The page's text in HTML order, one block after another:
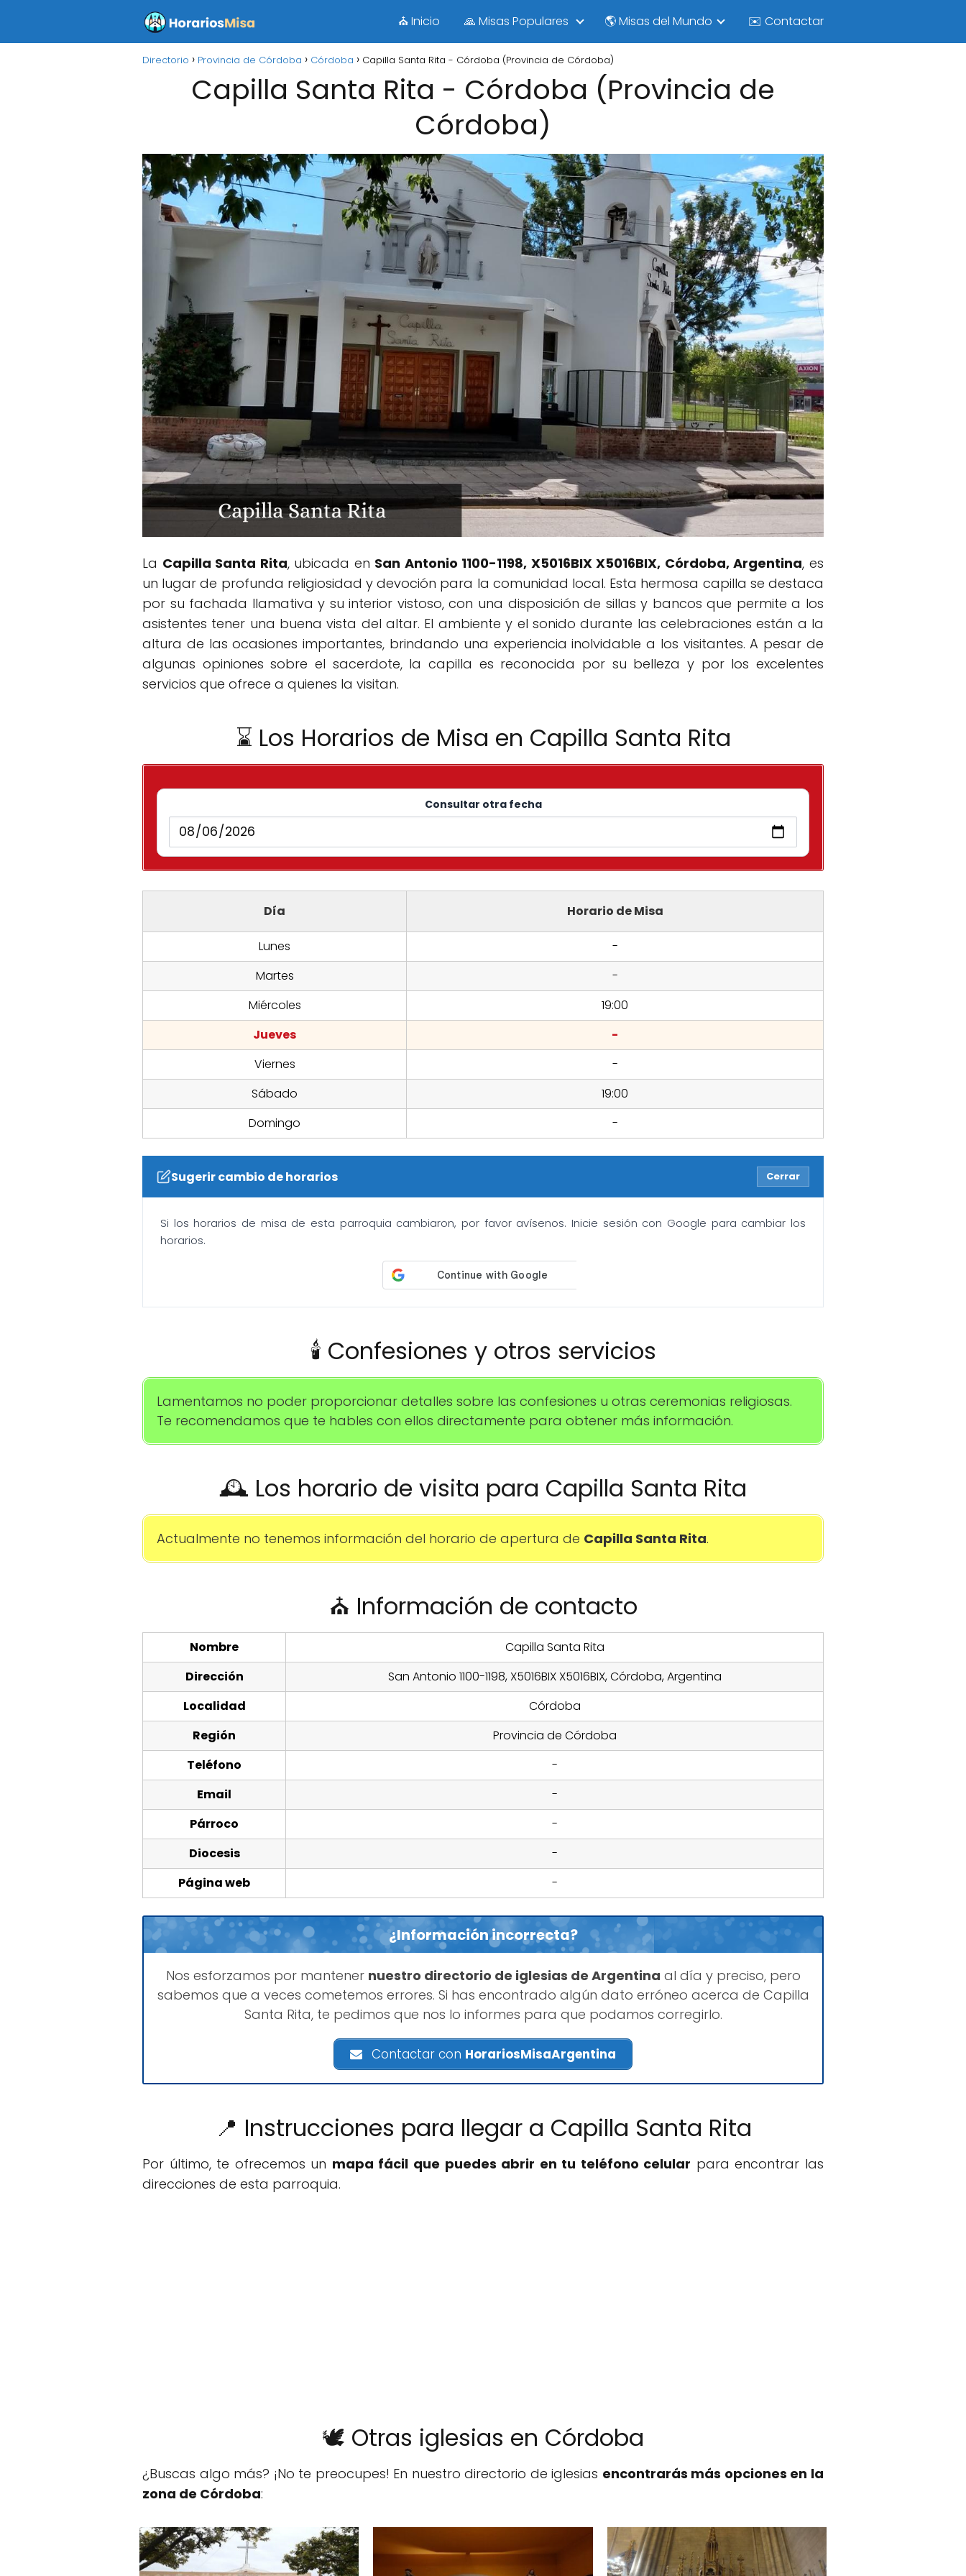
⛪ Inicio 🙏 Misas Populares 🌎 Misas del Mundo ✉️ Contactar
Directorio Provincia de Córdoba Córdoba Capilla Santa Rita - Córdoba (Provincia de Córdoba)
Capilla Santa Rita - Córdoba (Provincia de
Córdoba)
La Capilla Santa Rita, ubicada en San Antonio 1100-1198, X5016BIX X5016BIX, Córdoba, Argentina, es
un lugar de profunda religiosidad y devoción para la comunidad local. Esta hermosa capilla se destaca
por su fachada llamativa y su interior vistoso, con una disposición de sillas y bancos que permite a los
asistentes tener una buena vista del altar. El ambiente y el sonido durante las celebraciones están a la
altura de las ocasiones importantes, brindando una experiencia inolvidable a los visitantes. A pesar de
algunas opiniones sobre el sacerdote, la capilla es reconocida por su belleza y por los excelentes
servicios que ofrece a quienes la visitan.
⌛ Los Horarios de Misa en Capilla Santa Rita
Consultar otra fecha
Día Horario de Misa
Lunes
-
Martes
-
Miércoles
19:00
Jueves
-
Viernes
-
Sábado
19:00
Domingo
-
Sugerir cambio de horarios Cerrar
Si los horarios de misa de esta parroquia cambiaron, por favor avísenos. Inicie sesión con Google para cambiar los
horarios.
🕯️ Confesiones y otros servicios
Lamentamos no poder proporcionar detalles sobre las confesiones u otras ceremonias religiosas.
Te recomendamos que te hables con ellos directamente para obtener más información.
🕰️ Los horario de visita para Capilla Santa Rita
Actualmente no tenemos información del horario de apertura de Capilla Santa Rita.
⛪ Información de contacto
Nombre
Capilla Santa Rita
Dirección
San Antonio 1100-1198, X5016BIX X5016BIX, Córdoba, Argentina
Localidad
Córdoba
Región
Provincia de Córdoba
Teléfono
-
Email
-
Párroco
-
Diocesis
-
Página web
-
¿Información incorrecta?
Nos esforzamos por mantener nuestro directorio de iglesias de Argentina al día y preciso, pero
sabemos que a veces cometemos errores. Si has encontrado algún dato erróneo acerca de Capilla
Santa Rita, te pedimos que nos lo informes para que podamos corregirlo.
Contactar con HorariosMisaArgentina
📍 Instrucciones para llegar a Capilla Santa Rita
Por último, te ofrecemos un mapa fácil que puedes abrir en tu teléfono celular para encontrar las
direcciones de esta parroquia.
🕊️ Otras iglesias en Córdoba
¿Buscas algo más? ¡No te preocupes! En nuestro directorio de iglesias encontrarás más opciones en la
zona de Córdoba: